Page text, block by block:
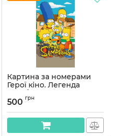
Картина за номерами
Герої кіно. Легенда
телебачення Сімпсони
40*80 см Орігамі LW 5142
Артикул:LW5142
500 грн